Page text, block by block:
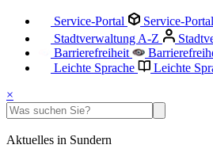
Service-Portal
Service-Portal
Stadtverwaltung A-Z
Barrierefreiheit
Leichte Sprache
Leichte
×
Aktuelles in Sundern